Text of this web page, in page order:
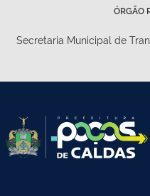
ÓRGÃO
Secretaria Municipal de